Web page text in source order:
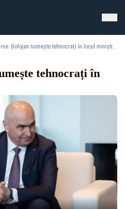
Surse: Bolojan numește tehnocrați în locul miniștrilor
tehnocrați în